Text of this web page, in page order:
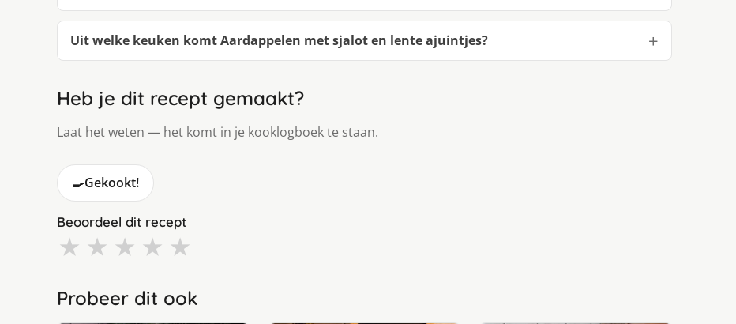
Uit welke keuken komt Aardappelen met sjalot en lente ajuintjes?
Heb je dit recept gemaakt?
Laat het weten — het komt in je kooklogboek te staan.
🍳Gekookt!
Beoordeel dit recept
★ ★ ★ ★ ★
Probeer dit ook